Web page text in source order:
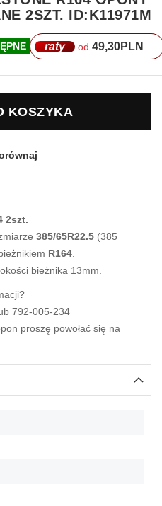
2SZT. ID:K11971M
raty od 49,30PLN
KOSZYKA
2szt.
385/65R22.5 (385
R164.
bieżnika 13mm.
792-005-234
proszę powołać się na